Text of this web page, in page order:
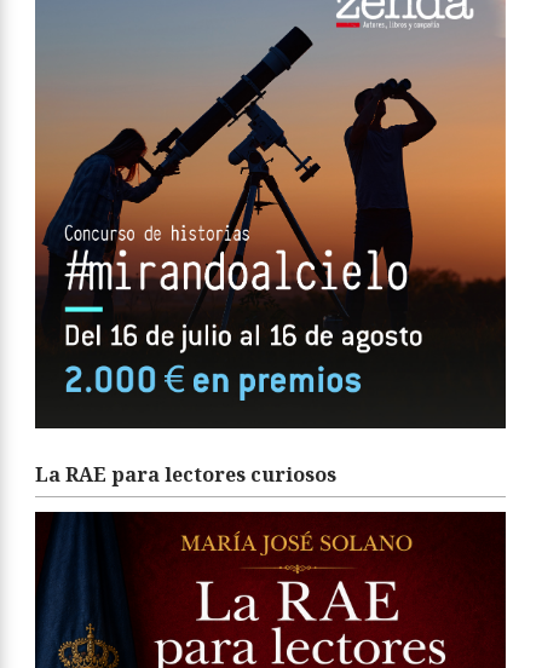
La RAE para lectores curiosos